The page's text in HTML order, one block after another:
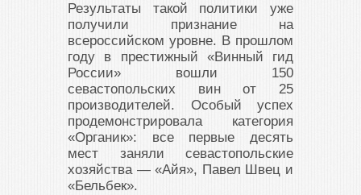
Результаты такой политики уже
получили признание на
всероссийском уровне. В прошлом
году в престижный «Винный гид
России» вошли 150
севастопольских вин от 25
производителей. Особый успех
продемонстрировала категория
«Органик»: все первые десять
мест заняли севастопольские
хозяйства — «Айя», Павел Швец и
«Бельбек».